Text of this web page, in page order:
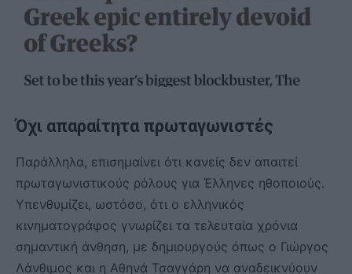
Όχι απαραίτητα πρωταγωνιστές
Παράλληλα, επισημαίνει ότι κανείς δεν απαιτεί
πρωταγωνιστικούς ρόλους για Έλληνες ηθοποιούς.
Υπενθυμίζει, ωστόσο, ότι ο ελληνικός
κινηματογράφος γνωρίζει τα τελευταία χρόνια
σημαντική άνθηση, με δημιουργούς όπως ο Γιώργος
Λάνθιμος και η Αθηνά Τσαγγάρη να αναδεικνύουν